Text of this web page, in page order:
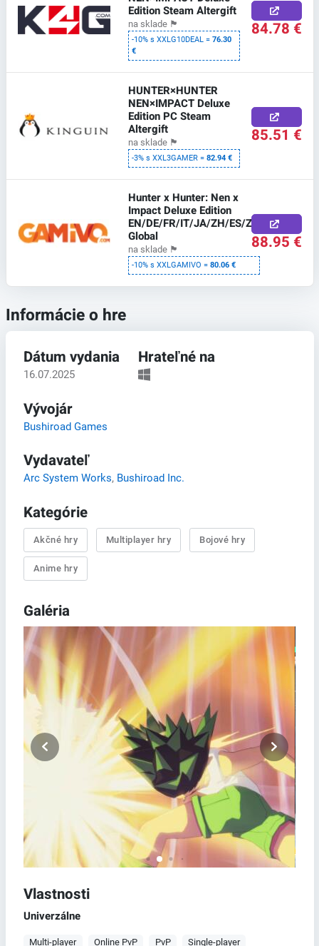
Edition Steam Altergift
na sklade 🏴
-10% s XXLG10DEAL =76.30
€
84.78 €
HUNTER×HUNTER
NEN×IMPACT Deluxe
Edition PC Steam
Altergift
na sklade 🏴
-3% s XXL3GAMER =82.94 €
85.51 €
Hunter x Hunter: Nen x
Impact Deluxe Edition
EN/DE/FR/IT/JA/ZH/ES/ZH
Global
na sklade 🏴
-10% s XXLGAMIVO =80.06 €
88.95 €
Informácie o hre
Dátum vydania
16.07.2025
Hrateľné na
Vývojár
Bushiroad Games
Vydavateľ
Arc System Works, Bushiroad Inc.
Kategórie
Akčné hry Multiplayer hry Bojové hry
Anime hry
Galéria
Vlastnosti
Univerzálne
Multi-player Online PvP PvP
Single-player